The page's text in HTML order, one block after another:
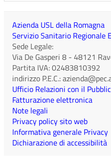
Azienda USL della Romagna
Servizio Sanitario Regionale
Sede Legale:
Via De Gasperi 8 - 48121
Partita IVA:02483810392
indirizzo P.E.C.:
Ufficio Relazioni con il
Fatturazione elettronica
Note legali
Privacy policy sito web
Informativa generale Privacy
Dichiarazione di accessibilità